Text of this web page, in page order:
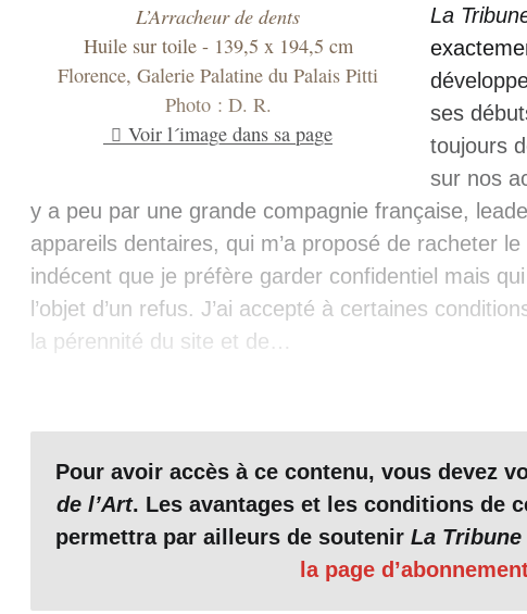
L’Arracheur de dents
Huile sur toile - 139,5 x 194,5 cm
Florence, Galerie Palatine du Palais Pitti
Photo : D. R.
Voir l´image dans sa page
La
ses
toujours
sur nos
y a peu par une grande compagnie française,
appareils dentaires, qui m’a proposé de racheter
indécent que je préfère garder confidentiel mais
l’objet d’un refus. J’ai accepté à certaines
la pérennité du site et de…
Pour avoir accès à ce contenu, vous devez
de l’Art. Les avantages et les conditions de
permettra par ailleurs de soutenir La Tribune
la page